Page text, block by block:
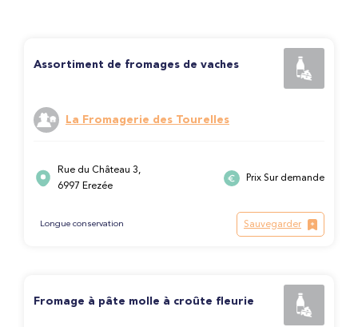
Assortiment de fromages de vaches
La Fromagerie des Tourelles
Rue du Château 3,
6997 Erezée
Prix Sur demande
Longue conservation Sauvegarder
Fromage à pâte molle à croûte fleurie